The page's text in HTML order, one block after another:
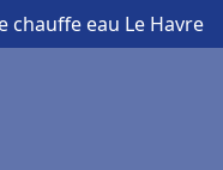
chauffe eau Le Havre